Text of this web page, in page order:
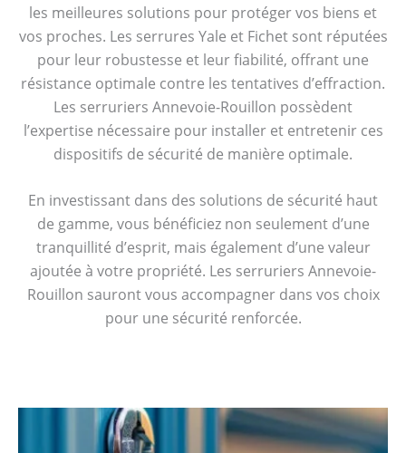
les meilleures solutions pour protéger vos biens et
vos proches. Les serrures Yale et Fichet sont réputées
pour leur robustesse et leur fiabilité, offrant une
résistance optimale contre les tentatives d’effraction.
Les serruriers Annevoie-Rouillon possèdent
l’expertise nécessaire pour installer et entretenir ces
dispositifs de sécurité de manière optimale.
En investissant dans des solutions de sécurité haut
de gamme, vous bénéficiez non seulement d’une
tranquillité d’esprit, mais également d’une valeur
ajoutée à votre propriété. Les serruriers Annevoie-
Rouillon sauront vous accompagner dans vos choix
pour une sécurité renforcée.